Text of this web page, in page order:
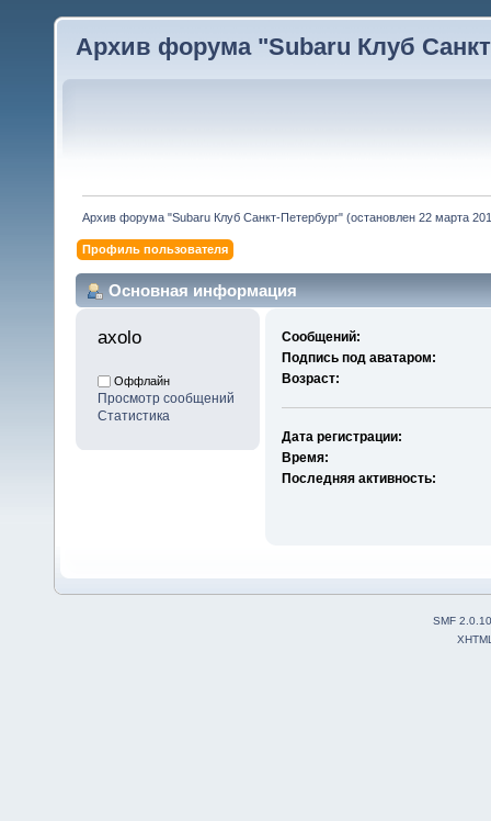
Архив форума "Subaru Клуб
Архив форума "Subaru Клуб Санкт-Петербург" (остановлен 22 марта
Профиль пользователя
Основная информация
axolo
Оффлайн
Просмотр сообщений
Статистика
Сообщений:
Подпись под аватаром:
Возраст:
Дата регистрации:
Время:
Последняя активность:
SMF 2.0.10